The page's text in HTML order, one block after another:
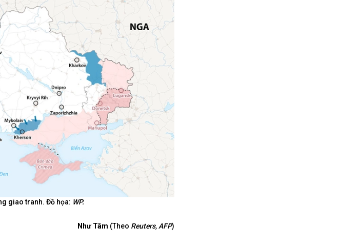
giao tranh. Đồ họa: WP.
Như Tâm (Theo Reuters, AFP)